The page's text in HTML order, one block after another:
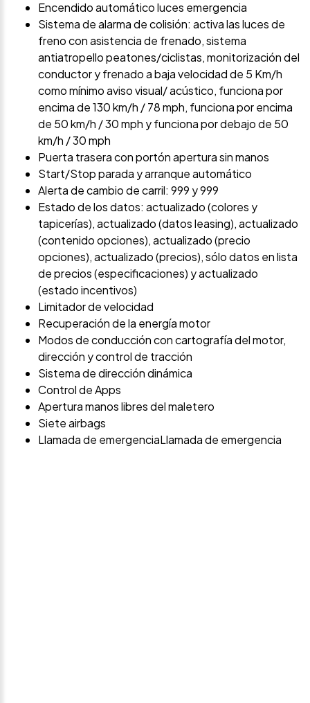
Encendido automático luces emergencia
Sistema de alarma de colisión: activa las luces de
freno con asistencia de frenado, sistema
antiatropello peatones/ciclistas, monitorización del
conductor y frenado a baja velocidad de 5 Km/h
como mínimo aviso visual/ acústico, funciona por
encima de 130 km/h / 78 mph, funciona por encima
de 50 km/h / 30 mph y funciona por debajo de 50
km/h / 30 mph
Puerta trasera con portón apertura sin manos
Start/Stop parada y arranque automático
Alerta de cambio de carril: 999 y 999
Estado de los datos: actualizado (colores y
tapicerías), actualizado (datos leasing), actualizado
(contenido opciones), actualizado (precio
opciones), actualizado (precios), sólo datos en lista
de precios (especificaciones) y actualizado
(estado incentivos)
Limitador de velocidad
Recuperación de la energía motor
Modos de conducción con cartografía del motor,
dirección y control de tracción
Sistema de dirección dinámica
Control de Apps
Apertura manos libres del maletero
Siete airbags
Llamada de emergenciaLlamada de emergencia